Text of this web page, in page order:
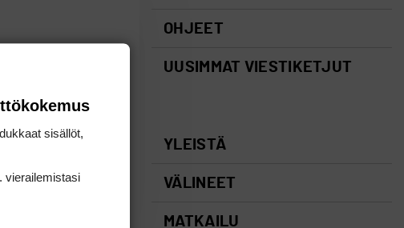
OHJEET
UUSIMMAT VIESTIKETJUT
YLEISTÄ
VÄLINEET
MATKAILU
sisällöt,
vierailemis­tasi